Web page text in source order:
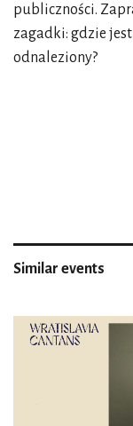
publiczności.
zagadki: gdzie
odnaleziony?
Similar events